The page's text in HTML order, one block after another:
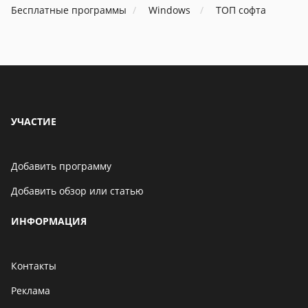
06 мая 2021
Бенчмарк AnTuTu
06 мая 2021
Бесплатные программы Windows ТОП софта
УЧАСТИЕ
Добавить программу
Добавить обзор или статью
ИНФОРМАЦИЯ
Контакты
Реклама